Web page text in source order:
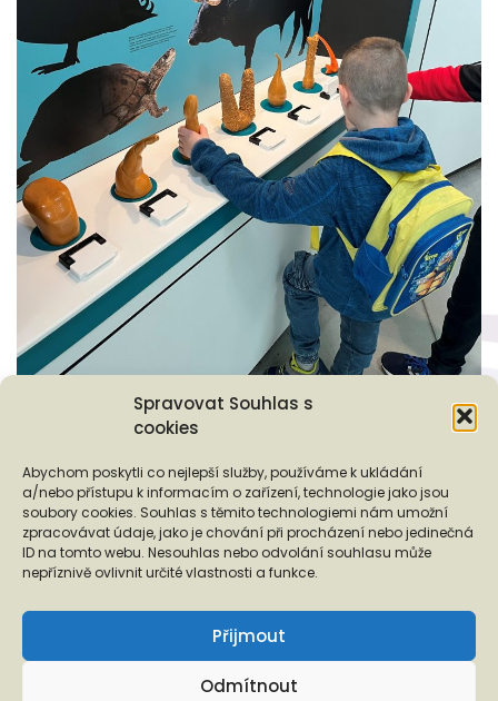
Spravovat Souhlas s
cookies
Abychom poskytli co nejlepší služby, používáme k ukládání
a/nebo přístupu k informacím o zařízení, technologie jako jsou
soubory cookies. Souhlas s těmito technologiemi nám umožní
zpracovávat údaje, jako je chování při procházení nebo jedinečná
ID na tomto webu. Nesouhlas nebo odvolání souhlasu může
nepříznivě ovlivnit určité vlastnosti a funkce.
Přijmout
Odmítnout
Podporují nás...